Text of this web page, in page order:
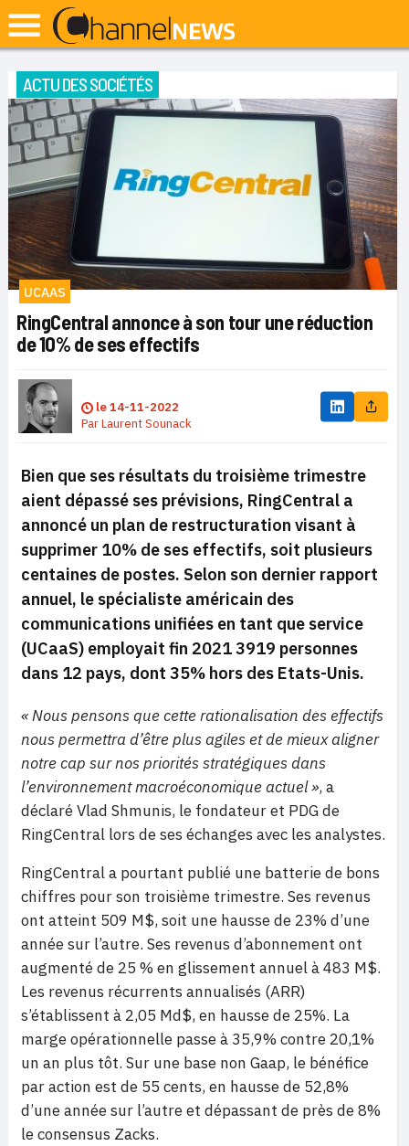
ACTU DES SOCIÉTÉS
UCAAS
RingCentral annonce à son tour une réduction
de 10% de ses effectifs
le14-11-2022
ParLaurent Sounack
Bien que ses résultats du troisième trimestre
aient dépassé ses prévisions, RingCentral a
annoncé un plan de restructuration visant à
supprimer 10% de ses effectifs, soit plusieurs
centaines de postes. Selon son dernier rapport
annuel, le spécialiste américain des
communications unifiées en tant que service
(UCaaS) employait fin 2021 3919 personnes
dans 12 pays, dont 35% hors des Etats-Unis.
« Nous pensons que cette rationalisation des effectifs
nous permettra d’être plus agiles et de mieux aligner
notre cap sur nos priorités stratégiques dans
l’environnement macroéconomique actuel », a
déclaré Vlad Shmunis, le fondateur et PDG de
RingCentral lors de ses échanges avec les analystes.
RingCentral a pourtant publié une batterie de bons
chiffres pour son troisième trimestre. Ses revenus
ont atteint 509 M$, soit une hausse de 23% d’une
année sur l’autre. Ses revenus d’abonnement ont
augmenté de 25 % en glissement annuel à 483 M$.
Les revenus récurrents annualisés (ARR)
s’établissent à 2,05 Md$, en hausse de 25%. La
marge opérationnelle passe à 35,9% contre 20,1%
un an plus tôt. Sur une base non Gaap, le bénéfice
par action est de 55 cents, en hausse de 52,8%
d’une année sur l’autre et dépassant de près de 8%
le consensus Zacks.